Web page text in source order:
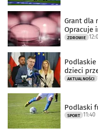
Grant dla
Opracuje
ZDROWIE
dzieci
AKTUALNOŚCI
Podlaski
SPORT 11:40